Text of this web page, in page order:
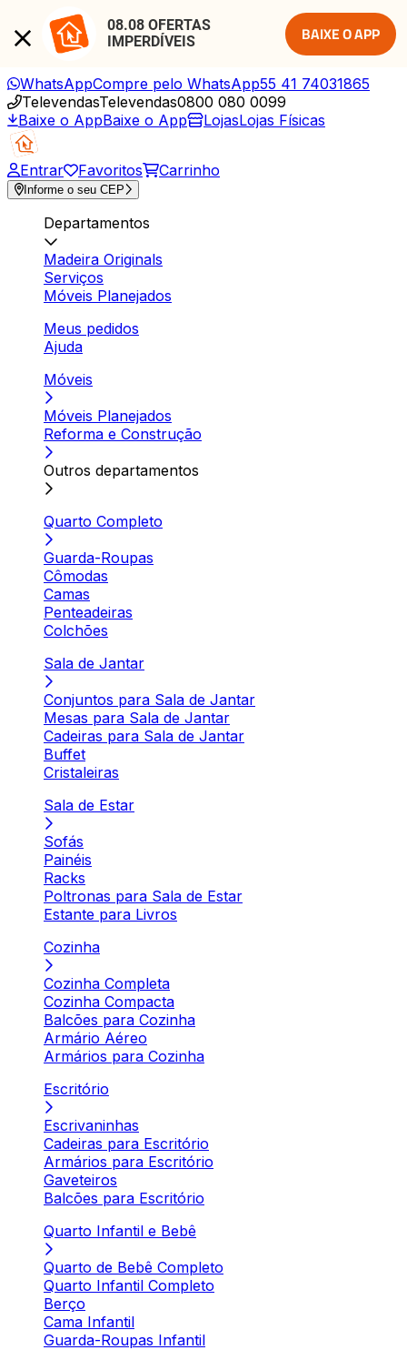
08.08 OFERTAS
IMPERDÍVEIS
BAIXE O APP
WhatsAppCompre pelo WhatsApp55 41 74031865
TelevendasTelevendas0800 080 0099
Baixe o AppBaixe o App LojasLojas Físicas
Entrar Favoritos Carrinho
Informe o seu CEP
Departamentos
Madeira Originals
Serviços
Móveis Planejados
Meus pedidos
Ajuda
Móveis
Móveis Planejados
Reforma e Construção
Outros departamentos
Quarto Completo
Guarda-Roupas
Cômodas
Camas
Penteadeiras
Colchões
Sala de Jantar
Conjuntos para Sala de Jantar
Mesas para Sala de Jantar
Cadeiras para Sala de Jantar
Buffet
Cristaleiras
Sala de Estar
Sofás
Painéis
Racks
Poltronas para Sala de Estar
Estante para Livros
Cozinha
Cozinha Completa
Cozinha Compacta
Balcões para Cozinha
Armário Aéreo
Armários para Cozinha
Escritório
Escrivaninhas
Cadeiras para Escritório
Armários para Escritório
Gaveteiros
Balcões para Escritório
Quarto Infantil e Bebê
Quarto de Bebê Completo
Quarto Infantil Completo
Berço
Cama Infantil
Guarda-Roupas Infantil